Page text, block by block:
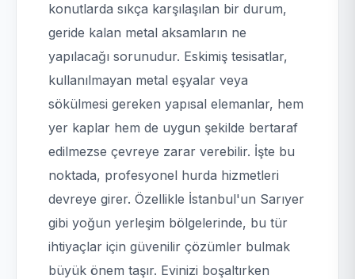
konutlarda sıkça karşılaşılan bir durum,
geride kalan metal aksamların ne
yapılacağı sorunudur. Eskimiş tesisatlar,
kullanılmayan metal eşyalar veya
sökülmesi gereken yapısal elemanlar, hem
yer kaplar hem de uygun şekilde bertaraf
edilmezse çevreye zarar verebilir. İşte bu
noktada, profesyonel hurda hizmetleri
devreye girer. Özellikle İstanbul'un Sarıyer
gibi yoğun yerleşim bölgelerinde, bu tür
ihtiyaçlar için güvenilir çözümler bulmak
büyük önem taşır. Evinizi boşaltırken